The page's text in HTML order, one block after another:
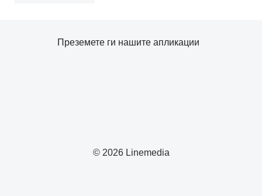
© 2026 Linemedia
Преземете ги нашите апликации